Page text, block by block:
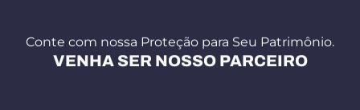
Conte com nossa Proteção para Seu Patrimônio.
VENHA SER NOSSO PARCEIRO